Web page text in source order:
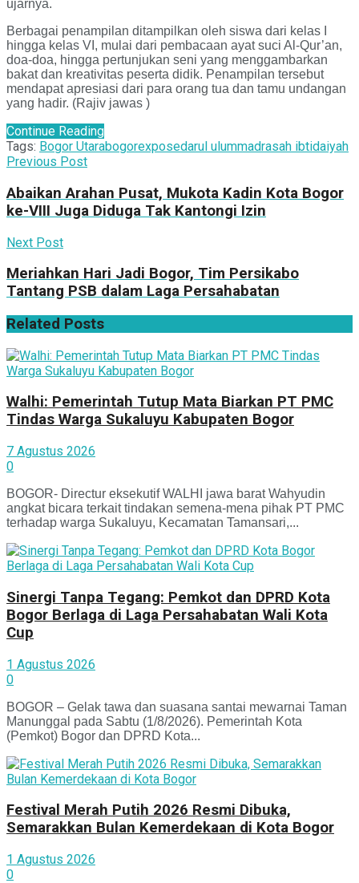
ujarnya.
Berbagai penampilan ditampilkan oleh siswa dari kelas I
hingga kelas VI, mulai dari pembacaan ayat suci Al-Qur’an,
doa-doa, hingga pertunjukan seni yang menggambarkan
bakat dan kreativitas peserta didik. Penampilan tersebut
mendapat apresiasi dari para orang tua dan tamu undangan
yang hadir. (Rajiv jawas )
Continue Reading
Tags: Bogor Utarabogorexposedarul ulummadrasah ibtidaiyah
Previous Post
Abaikan Arahan Pusat, Mukota Kadin Kota Bogor
ke-VIII Juga Diduga Tak Kantongi Izin
Next Post
Meriahkan Hari Jadi Bogor, Tim Persikabo
Tantang PSB dalam Laga Persahabatan
Related Posts
Walhi: Pemerintah Tutup Mata Biarkan PT PMC
Tindas Warga Sukaluyu Kabupaten Bogor
7 Agustus 2026
0
BOGOR- Directur eksekutif WALHI jawa barat Wahyudin
angkat bicara terkait tindakan semena-mena pihak PT PMC
terhadap warga Sukaluyu, Kecamatan Tamansari,...
Sinergi Tanpa Tegang: Pemkot dan DPRD Kota
Bogor Berlaga di Laga Persahabatan Wali Kota
Cup
1 Agustus 2026
0
BOGOR – Gelak tawa dan suasana santai mewarnai Taman
Manunggal pada Sabtu (1/8/2026). Pemerintah Kota
(Pemkot) Bogor dan DPRD Kota...
Festival Merah Putih 2026 Resmi Dibuka,
Semarakkan Bulan Kemerdekaan di Kota Bogor
1 Agustus 2026
0